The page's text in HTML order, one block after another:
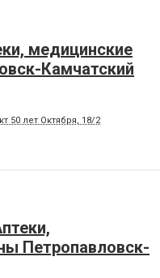
медицинские
Камчатский
50 лет Октября, 18/2
Петропавловск-